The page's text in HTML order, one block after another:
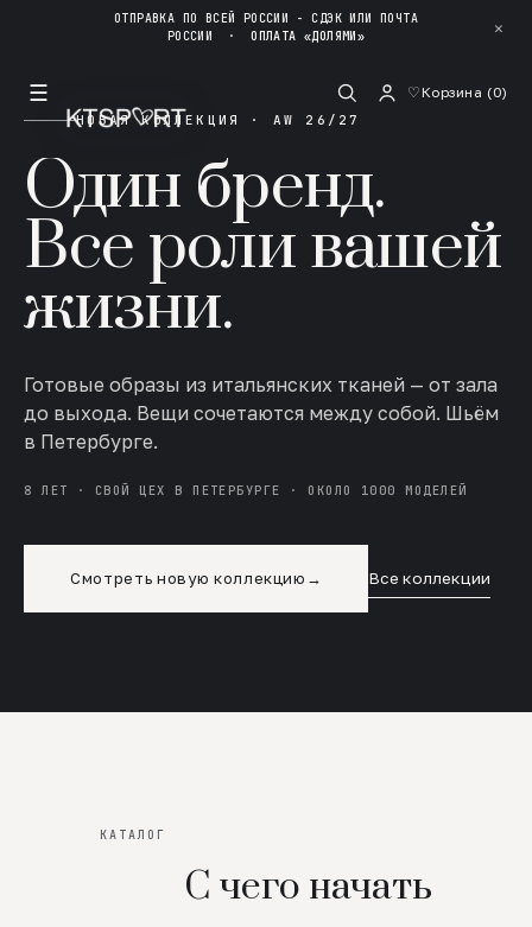
ОТПРАВКА ПО ВСЕЙ РОССИИ - СДЭК ИЛИ ПОЧТА
РОССИИ ·ОПЛАТА «ДОЛЯМИ» ✕
☰ ♡Корзина (0)
НОВАЯ КОЛЛЕКЦИЯ · AW 26/27
Один бренд.
Все роли вашей
жизни.
Готовые образы из итальянских тканей — от зала
до выхода. Вещи сочетаются между собой. Шьём
в Петербурге.
8 ЛЕТ · СВОЙ ЦЕХ В ПЕТЕРБУРГЕ · ОКОЛО 1000 МОДЕЛЕЙ
Смотреть новую коллекцию → Все коллекции
КАТАЛОГ
С чего начать